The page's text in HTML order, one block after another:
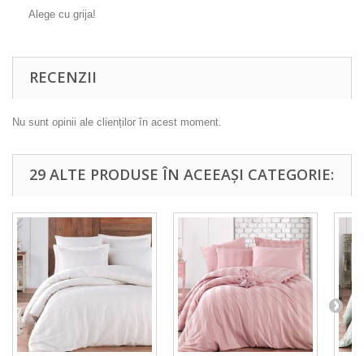
Alege cu grija!
RECENZII
Nu sunt opinii ale clienților în acest moment.
29 ALTE PRODUSE ÎN ACEEAȘI CATEGORIE: